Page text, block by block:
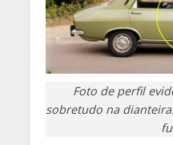
Foto de perfil
sobretudo na